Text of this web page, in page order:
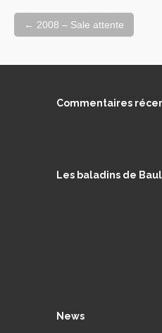
Navigation
de
l'article
← 2008 – Sale attente
Commentaires
Les baladins de
News